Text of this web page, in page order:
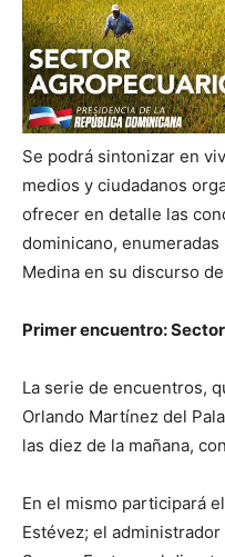
Se podrá sintonizar en
medios y ciudadanos
ofrecer en detalle las
dominicano,
Medina en su discurso
Primer encuentro:
La serie de encuentros,
Orlando Martínez del
las diez de la mañana,
En el mismo participará
Estévez; el